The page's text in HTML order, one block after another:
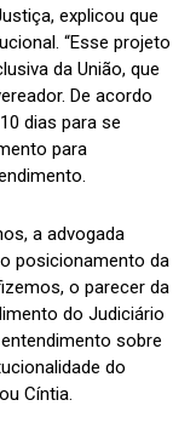
explicou que
“Esse projeto
da União, que
De acordo
dias para se
para
a advogada
posicionamento da
o parecer da
do Judiciário
sobre
do
Cíntia.